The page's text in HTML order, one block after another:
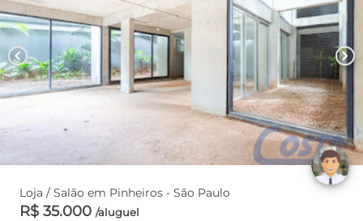
chevron_left chevron_right
Loja / Salão em Pinheiros - São Paulo
R$ 35.000 /aluguel